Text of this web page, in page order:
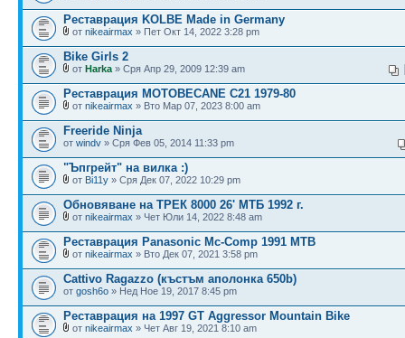
Реставрация KOLBE Made in Germany
от nikeairmax » Пет Окт 14, 2022 3:28 pm
Bike Girls 2
от Harka » Сря Апр 29, 2009 12:39 am
Реставрация MOTOBECANE C21 1979-80
от nikeairmax » Вто Мар 07, 2023 8:00 am
Freeride Ninja
от windv » Сря Фев 05, 2014 11:33 pm
"Ъпгрейт" на вилка :)
от Bi11y » Сря Дек 07, 2022 10:29 pm
Обновяване на ТРЕК 8000 26' МТБ 1992 г.
от nikeairmax » Чет Юли 14, 2022 8:48 am
Реставрация Panasonic Mc-Comp 1991 MTB
от nikeairmax » Вто Дек 07, 2021 3:58 pm
Cattivo Ragazzo (къстъм аполонка 650b)
от gosh6o » Нед Ное 19, 2017 8:45 pm
Реставрация на 1997 GT Aggressor Mountain Bike
от nikeairmax » Чет Авг 19, 2021 8:10 am